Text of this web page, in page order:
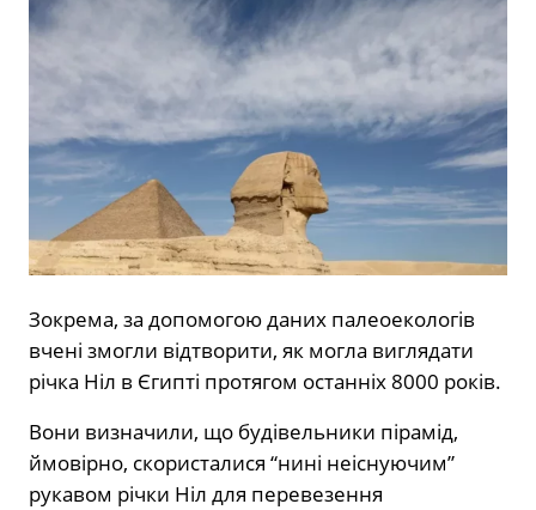
Зокрема, за допомогою даних палеоекологів
вчені змогли відтворити, як могла виглядати
річка Ніл в Єгипті протягом останніх 8000 років.
Вони визначили, що будівельники пірамід,
ймовірно, скористалися “нині неіснуючим”
рукавом річки Ніл для перевезення